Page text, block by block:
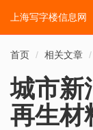
上海写字楼信息网
首页 相关文章
城市新
再生材